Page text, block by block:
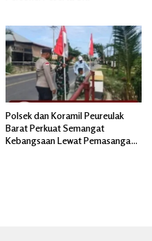
Polsek dan Koramil Peureulak
Barat Perkuat Semangat
Kebangsaan Lewat Pemasangan